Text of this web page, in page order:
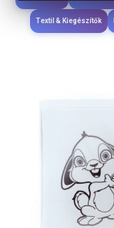
Textil & Kiegészítők